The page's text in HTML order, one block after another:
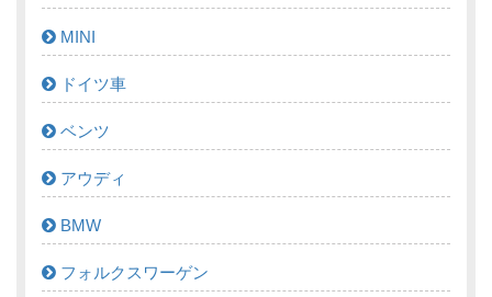
MINI
ドイツ車
ベンツ
アウディ
BMW
フォルクスワーゲン